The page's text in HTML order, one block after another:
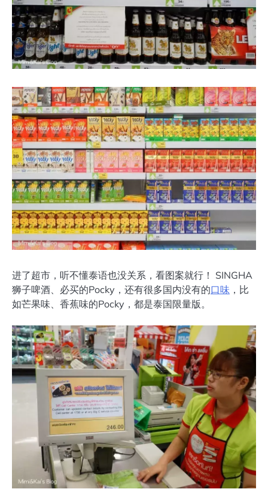
进了超市，听不懂泰语也没关系，看图案就行！ SINGHA
狮子啤酒、必买的Pocky，还有很多国内没有的口味 ，比
如芒果味、香蕉味的Pocky，都是泰国限量版。